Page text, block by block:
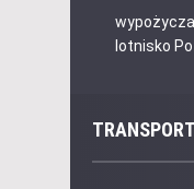
lotnisko
TRANSPORT